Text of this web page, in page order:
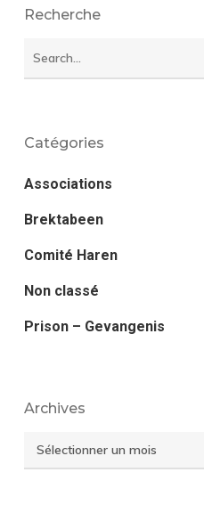
Recherche
Catégories
Associations
Brektabeen
Comité Haren
Non classé
Prison – Gevangenis
Archives
Archives